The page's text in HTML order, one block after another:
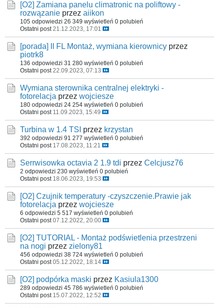
[O2] Zamiana panelu climatronic na poliftowy -
rozwązanie przez aiikon
105 odpowiedzi 26 349 wyświetleń 0 polubień
Ostatni post 21.12.2023, 17:01
[porada] II FL Montaż, wymiana kierownicy przez
piotrk8
136 odpowiedzi 31 280 wyświetleń 0 polubień
Ostatni post 22.09.2023, 07:13
Wymiana sterownika centralnej elektryki -
fotorelacja przez wojciesze
180 odpowiedzi 24 254 wyświetleń 0 polubień
Ostatni post 11.09.2023, 15:49
Turbina w 1.4 TSI przez krzystan
392 odpowiedzi 91 277 wyświetleń 0 polubień
Ostatni post 17.08.2023, 11:21
Serrwisowka octavia 2 1.9 tdi przez Celcjusz76
2 odpowiedzi 230 wyświetleń 0 polubień
Ostatni post 18.06.2023, 19:53
[O2] Czujnik temperatury -czyszczenie.Prawie jak
fotorelacja przez wojciesze
6 odpowiedzi 5 517 wyświetleń 0 polubień
Ostatni post 07.12.2022, 20:00
[O2] TUTORIAL - Montaż podświetlenia przestrzeni
na nogi przez zielony81
456 odpowiedzi 38 724 wyświetleń 0 polubień
Ostatni post 05.12.2022, 18:14
[O2] podpórka maski przez Kasiula1300
289 odpowiedzi 45 786 wyświetleń 0 polubień
Ostatni post 15.07.2022, 12:52